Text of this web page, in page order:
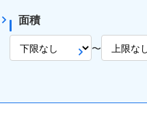
面積
〜